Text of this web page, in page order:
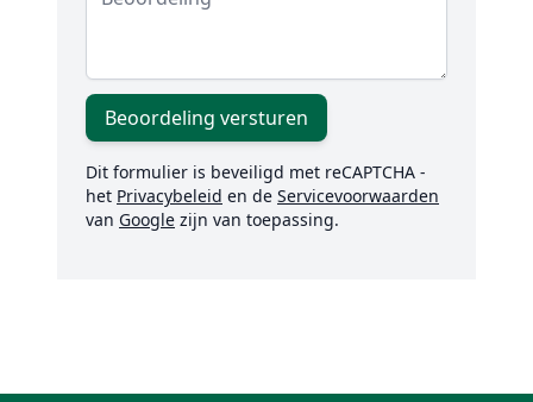
Beoordeling versturen
Dit formulier is beveiligd met reCAPTCHA -
het Privacybeleid en de Servicevoorwaarden
van Google zijn van toepassing.